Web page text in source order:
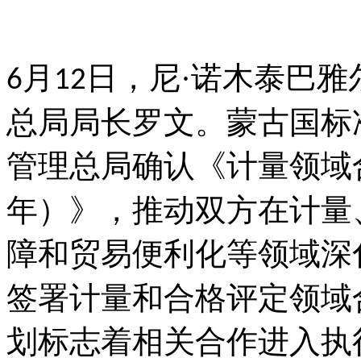
6 月 12 日，尼·诺木泰巴
总局局长罗文。蒙古国
管理总局确认《计量领
年）》，推动双方在计
障和贸易便利化等领域
签署计量和合格评定领
划标志着相关合作进入